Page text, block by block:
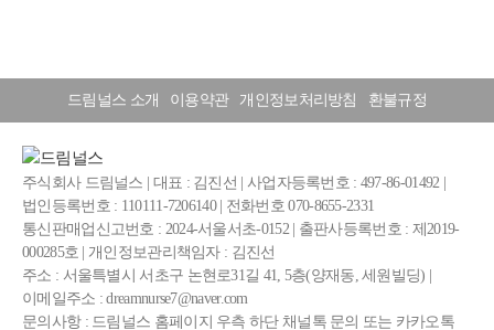
드림널스 소개 이용약관 개인정보처리방침 환불규정
주식회사 드림널스 | 대표 : 김진선 | 사업자등록번호 : 497-86-01492 |
법인등록번호 : 110111-7206140 | 전화번호 070-8655-2331
통신판매업신고번호 : 2024-서울서초-0152 | 출판사등록번호 : 제2019-
000285호 | 개인정보관리책임자 : 김진선
주소 : 서울특별시 서초구 논현로31길 41, 5층(양재동, 세원빌딩) |
이메일주소 : dreamnurse7@naver.com
문의사항 : 드림널스 홈페이지 우측 하단 채널톡 문의 또는 카카오톡